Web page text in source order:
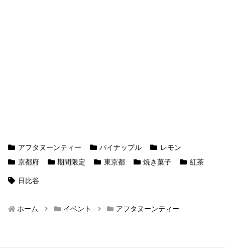
アフタヌーンティー パイナップル
レモン
京都府
期間限定 東京都 焼き菓子 紅茶
日比谷
ホーム イベント アフタヌーンティー